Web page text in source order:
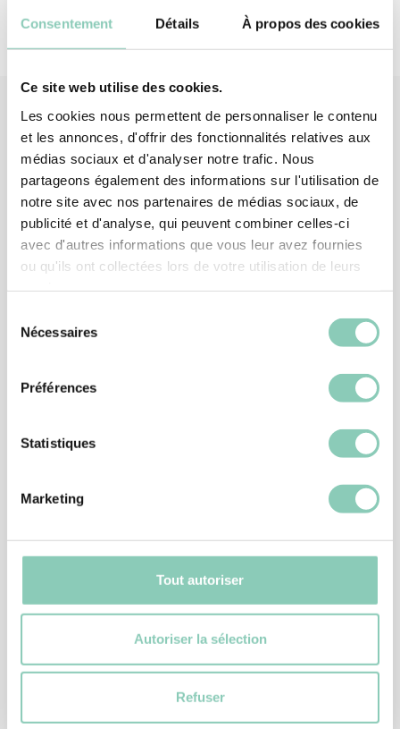
Consentement Détails À propos des cookies
Ce site web utilise des cookies.
Les cookies nous permettent de personnaliser le contenu
et les annonces, d'offrir des fonctionnalités relatives aux
médias sociaux et d'analyser notre trafic. Nous
partageons également des informations sur l'utilisation de
notre site avec nos partenaires de médias sociaux, de
publicité et d'analyse, qui peuvent combiner celles-ci
avec d'autres informations que vous leur avez fournies
ou qu'ils ont collectées lors de votre utilisation de leurs
Nécessaires
Préférences
Statistiques
Marketing
Tout autoriser
Autoriser la sélection
Refuser
Produits associés
-30%
GANT JARDY
Produits similaires